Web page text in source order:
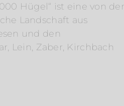
Hügel“ ist eine von der
Landschaft aus
und den
Lein, Zaber, Kirchbach